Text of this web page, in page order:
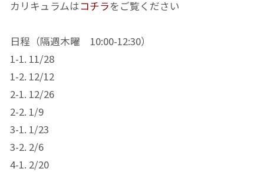
カリキュラムはコチラをご覧ください
日程（隔週木曜 10:00-12:30）
1-1. 11/28
1-2. 12/12
2-1. 12/26
2-2. 1/9
3-1. 1/23
3-2. 2/6
4-1. 2/20